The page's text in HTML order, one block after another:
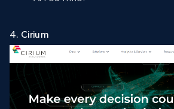
4. Cirium